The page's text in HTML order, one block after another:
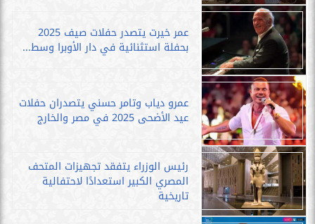
عمر خيرت يتصدر حفلات صيف 2025
بحفلة استثنائية في دار الأوبرا وسط...
عمرو دياب وتامر حسني يتصدران حفلات
عيد الأضحى 2025 في مصر والخارج
رئيس الوزراء يتفقد تجهيزات المتحف
المصري الكبير استعدادًا لاحتفالية
تاريخية